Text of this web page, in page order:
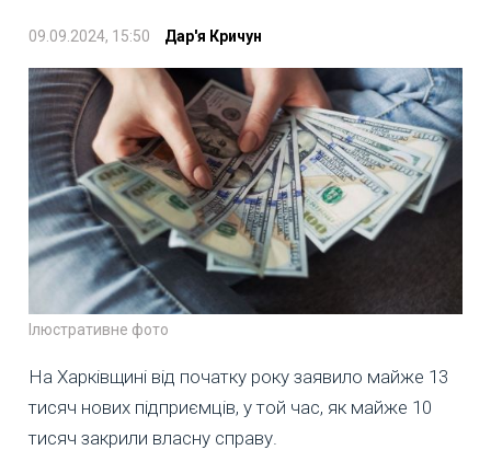
09.09.2024, 15:50 Дар'я Кричун
Ілюстративне фото
На Харківщині від початку року заявило майже 13
тисяч нових підприємців, у той час, як майже 10
тисяч закрили власну справу.